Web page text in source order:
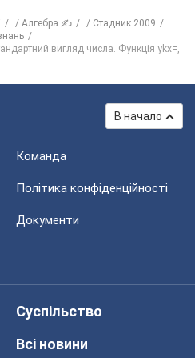
Алгебра ✍
Стадник 2009
вигляд числа. Функція ykx=,
В начало
Команда
Політика конфіденційності
Документи
Суспільство
Всі новини